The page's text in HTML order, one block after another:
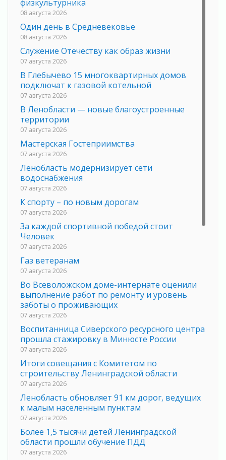
физкультурника
08 августа 2026
Один день в Средневековье
08 августа 2026
Служение Отечеству как образ жизни
07 августа 2026
В Глебычево 15 многоквартирных домов
подключат к газовой котельной
07 августа 2026
В Ленобласти — новые благоустроенные
территории
07 августа 2026
Мастерская Гостеприимства
07 августа 2026
Ленобласть модернизирует сети
водоснабжения
07 августа 2026
К спорту – по новым дорогам
07 августа 2026
За каждой спортивной победой стоит
Человек
07 августа 2026
Газ ветеранам
07 августа 2026
Во Всеволожском доме-интернате оценили
выполнение работ по ремонту и уровень
заботы о проживающих
07 августа 2026
Воспитанница Сиверского ресурсного центра
прошла стажировку в Минюсте России
07 августа 2026
Итоги совещания с Комитетом по
строительству Ленинградской области
07 августа 2026
Ленобласть обновляет 91 км дорог, ведущих
к малым населенным пунктам
07 августа 2026
Более 1,5 тысячи детей Ленинградской
области прошли обучение ПДД
07 августа 2026